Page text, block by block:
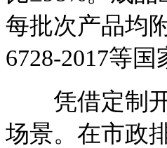
每批次产品均
6728-2017等
凭借定制开
场景。在市政